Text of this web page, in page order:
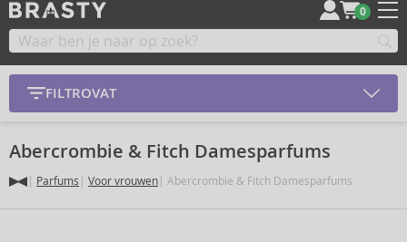
0
FILTROVAT
Abercrombie & Fitch Damesparfums
Parfums Voor vrouwen Abercrombie & Fitch Damesparfums